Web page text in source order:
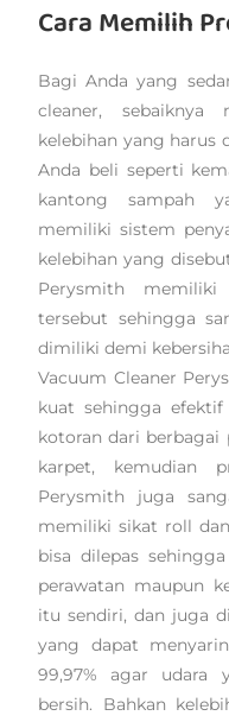
Cara Memilih
Bagi Anda yang
cleaner, sebaiknya
kelebihan yang harus
Anda beli seperti
kantong sampah
memiliki sistem
kelebihan yang
Perysmith
tersebut sehingga
dimiliki demi
Vacuum Cleaner
kuat sehingga
kotoran dari berbagai
karpet, kemudian
Perysmith juga
memiliki sikat roll
bisa dilepas
perawatan maupun
itu sendiri, dan juga
yang dapat
99,97% agar udara
bersih. Bahkan